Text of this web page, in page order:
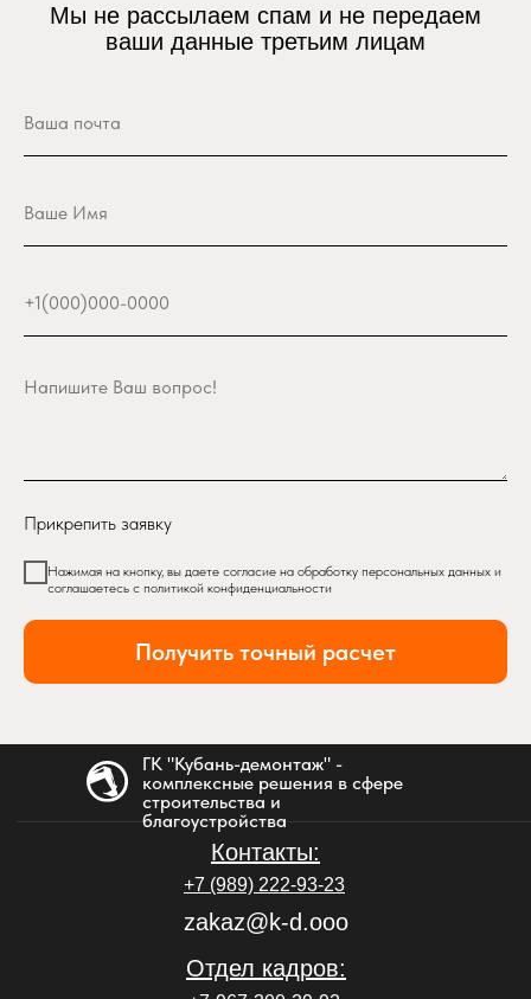
Мы не рассылаем спам и не передаем
ваши данные третьим лицам
Прикрепить заявку
Нажимая на кнопку, вы даете согласие на обработку персональных данных и
соглашаетесь c политикой конфиденциальности
Получить точный расчет
zakaz@k-d.ooo
+7 (989) 222-93-23
Отдел кадров:
Контакты:
ГК "Кубань-демонтаж" -
комплексные решения в сфере
строительства и
благоустройства